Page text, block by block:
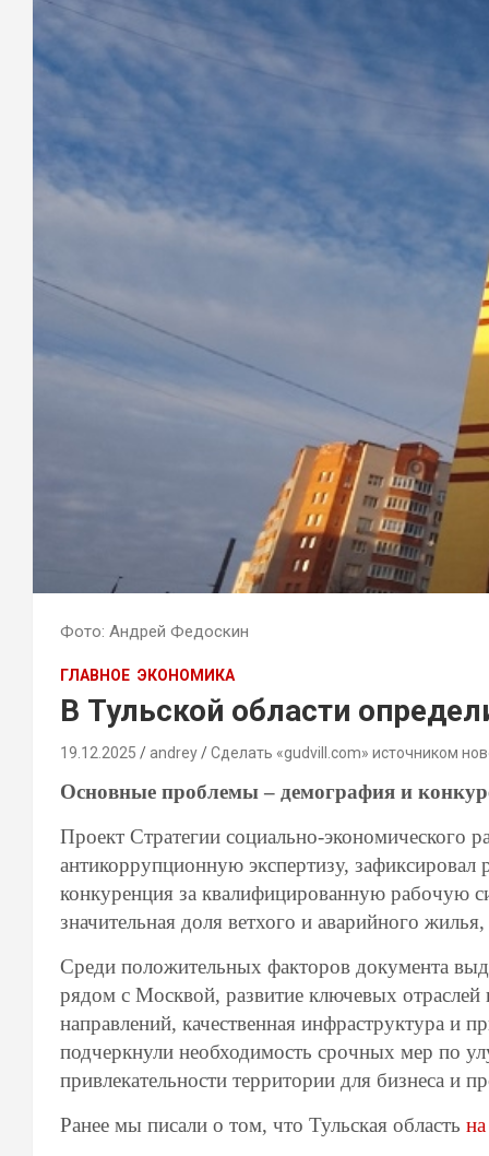
Фото: Андрей Федоскин
ГЛАВНОЕ ЭКОНОМИКА
В Тульской области
19.12.2025 andrey Сделать «gudvill.com» источником
Основные проблемы – демография и
Проект Стратегии социально-экономического
антикоррупционную экспертизу, зафиксировал
конкуренция за квалифицированную рабочую
значительная доля ветхого и аварийного
Среди положительных факторов документа
рядом с Москвой, развитие ключевых
направлений, качественная инфраструктура и
подчеркнули необходимость срочных мер по
привлекательности территории для бизнеса и
Ранее мы писали о том, что Тульская область